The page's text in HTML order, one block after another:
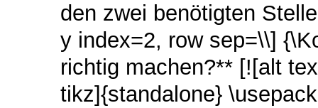
den zwei benötigten
y index=2, row sep=\\]
richtig machen?** [![alt
tikz]{standalone}